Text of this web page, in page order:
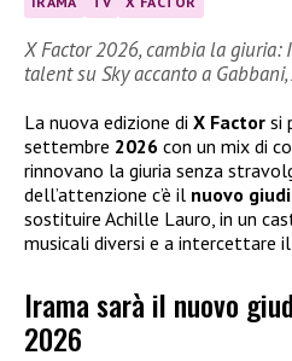
X Factor 2026, cambia la
talent su Sky accanto a
La nuova edizione di X Factor si
settembre 2026 con un mix di
rinnovano la giuria senza
dell’attenzione c’è il nuovo
sostituire Achille Lauro, in un
musicali diversi e a intercettare
Irama sarà il nuovo
2026